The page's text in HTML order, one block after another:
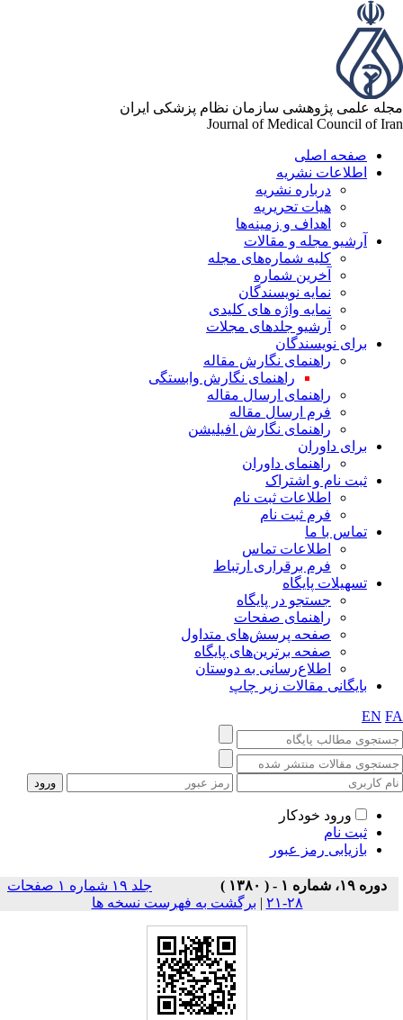
علمی پژوهشی سازمان نظام پزشکی ایران
Journal of Medical Council of
صفحه اصلی
اطلاعات نشریه
درباره نشریه
هیات تحریریه
اهداف و زمینه‌ها
آرشیو مجله و مقالات
کلیه شماره‌های مجله
آخرین شماره
نمایه نویسندگان
نمایه واژه های کلیدی
آرشیو جلدهای مجلات
برای نویسندگان
راهنمای نگارش مقاله
راهنمای نگارش وابستگی
راهنمای ارسال مقاله
فرم ارسال مقاله
راهنمای نگارش افیلیشن
برای داوران
راهنمای داوران
ثبت نام و اشتراک
اطلاعات ثبت نام
فرم ثبت نام
تماس با ما
اطلاعات تماس
فرم برقراری ارتباط
تسهیلات پایگاه
جستجو در پایگاه
راهنمای صفحات
صفحه پرسش‌های متداول
صفحه برترین‌های پایگاه
اطلاع‌رسانی به دوستان
بایگانی مقالات زیر چاپ
EN
ورود خودکار
ثبت نام
بازیابی رمز عبور
دوره ۱۹، شماره ۱ - ( ۱۳۸۰ )
جلد ۱۹ شماره ۱ صفحات
۲۸-۲۱
| برگشت به فهرست نسخه ها